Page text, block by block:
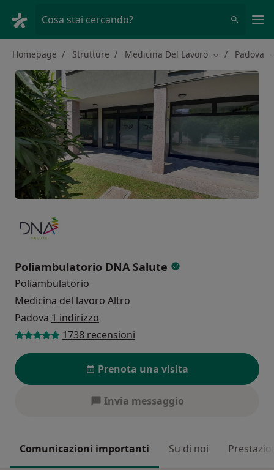
Cosa stai cercando?
Homepage Strutture Medicina Del Lavoro Cambia città
Padova
Poliambulatorio DNA Salute
Poliambulatorio
Medicina del lavoro Altro
Padova 1 indirizzo
1738 recensioni
Prenota una visita
Invia messaggio
Comunicazioni importanti Su di noi